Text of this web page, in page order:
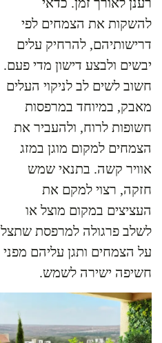
להשקות את הצמחים לפי
דרישותיהם, להרחיק עלים
יבשים ולבצע דישון מדי פעם.
חשוב לשים לב לניקוי העלים
מאבק, במיוחד במרפסות
חשופות לרוח, ולהעביר את
הצמחים למקום מוגן במזג
אוויר קשה. בתנאי שמש
חזקה, רצוי למקם את
העציצים במקום מוצל או
לשלב פרגולה למרפסת שתצל
על הצמחים ותגן עליהם מפני
חשיפה ישירה לשמש.